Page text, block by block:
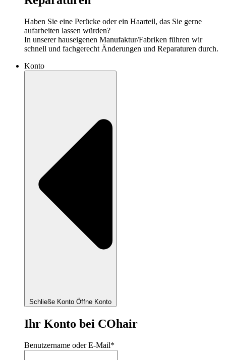
Haben Sie eine Perücke oder ein Haarteil, das Sie gerne
aufarbeiten lassen würden?
In unserer hauseigenen Manufaktur/Fabriken führen wir
schnell und fachgerecht Änderungen und Reparaturen durch.
Konto
Schließe Konto Öffne Konto
Ihr Konto bei COhair
Benutzername oder E-Mail*